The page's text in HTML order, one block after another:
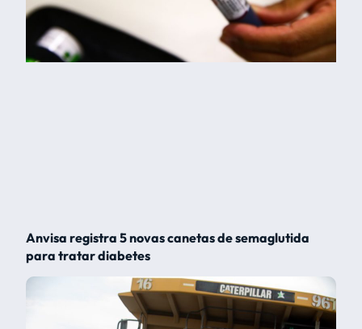
Anvisa registra 5 novas canetas de semaglutida
para tratar diabetes